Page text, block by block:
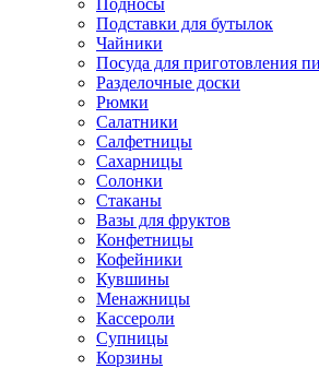
Подносы
Подставки для бутылок
Чайники
Посуда для приготовления
Разделочные доски
Рюмки
Салатники
Салфетницы
Сахарницы
Солонки
Стаканы
Вазы для фруктов
Конфетницы
Кофейники
Кувшины
Менажницы
Кассероли
Супницы
Корзины